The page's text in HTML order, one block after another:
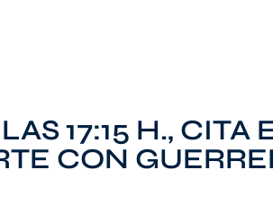
17:15 H., CITA
CON